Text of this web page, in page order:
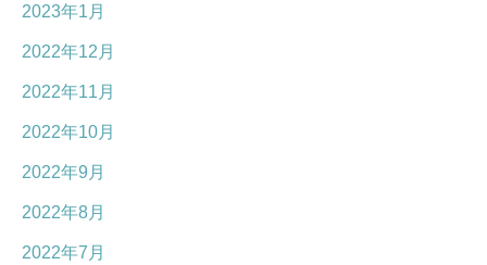
2023年1月
2022年12月
2022年11月
2022年10月
2022年9月
2022年8月
2022年7月